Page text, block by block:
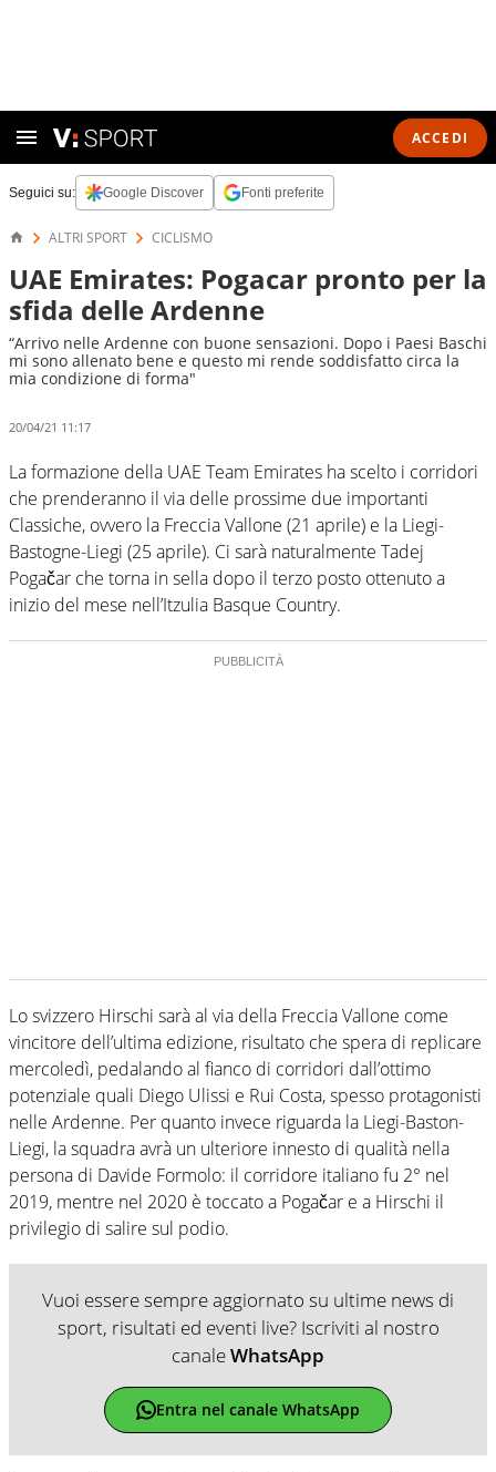
ACCEDI
Seguici su: Google Discover Fonti preferite
ALTRI SPORT CICLISMO
UAE Emirates: Pogacar pronto per la
sfida delle Ardenne
“Arrivo nelle Ardenne con buone sensazioni. Dopo i Paesi Baschi
mi sono allenato bene e questo mi rende soddisfatto circa la
mia condizione di forma"
20/04/21 11:17
La formazione della UAE Team Emirates ha scelto i corridori
che prenderanno il via delle prossime due importanti
Classiche, ovvero la Freccia Vallone (21 aprile) e la Liegi-
Bastogne-Liegi (25 aprile). Ci sarà naturalmente Tadej
Pogačar che torna in sella dopo il terzo posto ottenuto a
inizio del mese nell’Itzulia Basque Country.
Lo svizzero Hirschi sarà al via della Freccia Vallone come
vincitore dell’ultima edizione, risultato che spera di replicare
mercoledì, pedalando al fianco di corridori dall’ottimo
potenziale quali Diego Ulissi e Rui Costa, spesso protagonisti
nelle Ardenne. Per quanto invece riguarda la Liegi-Baston-
Liegi, la squadra avrà un ulteriore innesto di qualità nella
persona di Davide Formolo: il corridore italiano fu 2° nel
2019, mentre nel 2020 è toccato a Pogačar e a Hirschi il
privilegio di salire sul podio.
Vuoi essere sempre aggiornato su ultime news di
sport, risultati ed eventi live? Iscriviti al nostro
canaleWhatsApp
Entra nel canale WhatsApp